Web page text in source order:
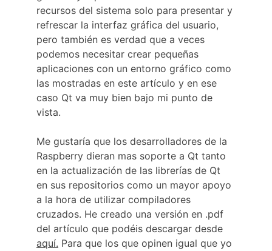
recursos del sistema solo para presentar y
refrescar la interfaz gráfica del usuario,
pero también es verdad que a veces
podemos necesitar crear pequeñas
aplicaciones con un entorno gráfico como
las mostradas en este artículo y en ese
caso Qt va muy bien bajo mi punto de
vista.
Me gustaría que los desarrolladores de la
Raspberry dieran mas soporte a Qt tanto
en la actualización de las librerías de Qt
en sus repositorios como un mayor apoyo
a la hora de utilizar compiladores
cruzados. He creado una versión en .pdf
del artículo que podéis descargar desde
aquí. Para que los que opinen igual que yo